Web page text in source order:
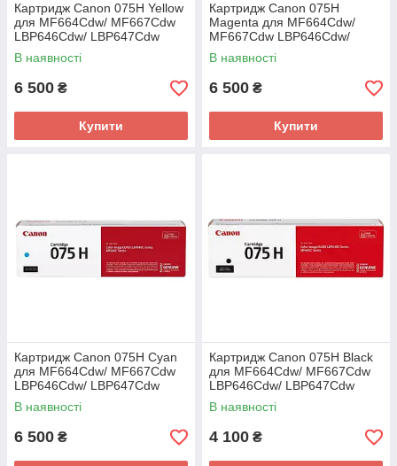
Картридж Canon 075H Yellow
для MF664Cdw/ MF667Cdw
LBP646Cdw/ LBP647Cdw
(6366C002AA)
В наявності
6 500 ₴
Купити
Картридж Canon 075H
Magenta для MF664Cdw/
MF667Cdw LBP646Cdw/
LBP647Cdw (6367C002AA)
В наявності
6 500 ₴
Купити
Картридж Canon 075H Cyan
для MF664Cdw/ MF667Cdw
LBP646Cdw/ LBP647Cdw
(6368C002AA)
В наявності
6 500 ₴
Картридж Canon 075H Black
для MF664Cdw/ MF667Cdw
LBP646Cdw/ LBP647Cdw
(6369C002AA)
В наявності
4 100 ₴